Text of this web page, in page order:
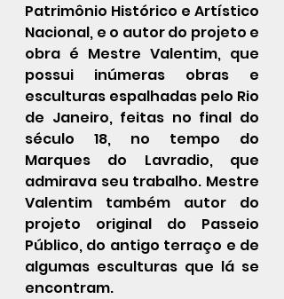
Patrimônio Histórico e Artístico
Nacional, e o autor do projeto e
obra é Mestre Valentim, que
possui inúmeras obras e
esculturas espalhadas pelo Rio
de Janeiro, feitas no final do
século 18, no tempo do
Marques do Lavradio, que
admirava seu trabalho. Mestre
Valentim também autor do
projeto original do Passeio
Público, do antigo terraço e de
algumas esculturas que lá se
encontram.